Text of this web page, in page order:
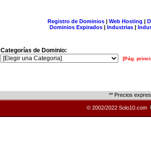
Registro de Dominios| Web Hosting |
Dominios Expirados | Industrias |
Categorías de Dominio:
[Pág.
** Precios
© 2002/2022 Solo10.com